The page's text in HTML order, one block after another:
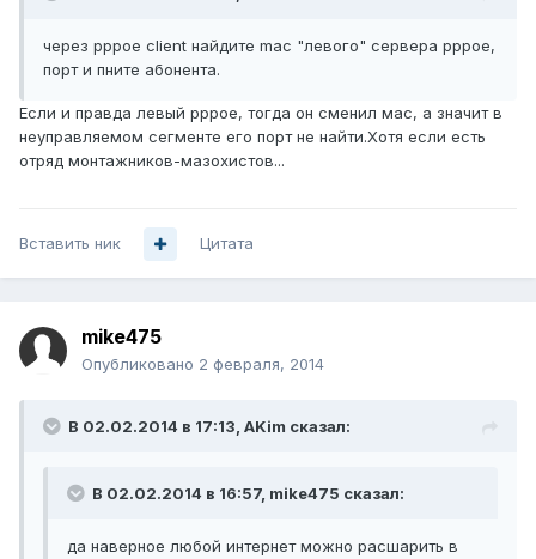
через pppoe client найдите mac "левого" сервера pppoe,
порт и пните абонента.
Если и правда левый рррое, тогда он сменил мас, а значит в
неуправляемом сегменте его порт не найти.Хотя если есть
отряд монтажников-мазохистов...
Вставить ник Цитата
mike475
Опубликовано 2 февраля, 2014
В 02.02.2014 в 17:13, AKim сказал:
В 02.02.2014 в 16:57, mike475 сказал:
да наверное любой интернет можно расшарить в